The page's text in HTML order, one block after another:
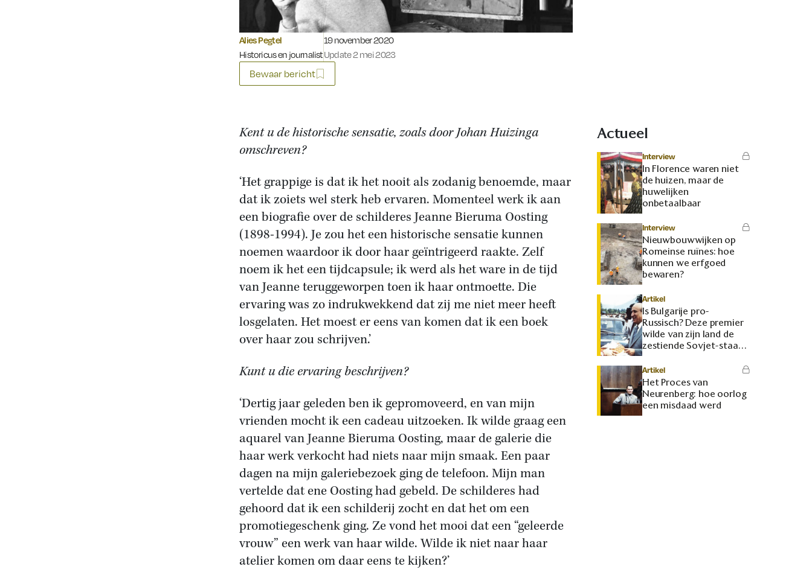
Alies Pegtel
Historicus en journalist
Gepubliceerd op:
19 november 2020
Update 2 mei 2023
Bewaar bericht
Kent u de historische sensatie, zoals door Johan Huizinga
omschreven?
‘Het grappige is dat ik het nooit als zodanig benoemde, maar
dat ik zoiets wel sterk heb ervaren. Momenteel werk ik aan
een biografie over de schilderes Jeanne Bieru­ma Oosting
(1898-1994). Je zou het een historische sensatie kunnen
noemen waardoor ik door haar geïntrigeerd raakte. Zelf
noem ik het een tijdcapsule; ik werd als het ware in de tijd
van Jeanne teruggeworpen toen ik haar ontmoette. Die
ervaring was zo indrukwekkend dat zij me niet meer heeft
losgelaten. Het moest er eens van komen dat ik een boek
over haar zou schrijven.’
Kunt u die ervaring beschrijven?
‘Dertig jaar geleden ben ik gepromoveerd, en van mijn
vrienden mocht ik een cadeau uitzoeken. Ik wilde graag een
aquarel van Jeanne Bieru­ma Oosting, maar de galerie die
haar werk verkocht had niets naar mijn smaak. Een paar
dagen na mijn galeriebezoek ging de telefoon. Mijn man
vertelde dat ene Oosting had gebeld. De schilderes had
gehoord dat ik een schilderij zocht en dat het om een
promotiegeschenk ging. Ze vond het mooi dat een “geleerde
vrouw” een werk van haar wilde. Wilde ik niet naar haar
atelier komen om daar eens te kijken?’
Actueel
Interview
In Florence waren niet
de huizen, maar de
huwelijken
onbetaalbaar
Interview
Nieuwbouwwijken op
Romeinse ruïnes: hoe
kunnen we erfgoed
bewaren?
Artikel
Is Bulgarije pro-
Russisch? Deze premier
wilde van zijn land de
zestiende Sovjet-staat
maken
Artikel
Het Proces van
Neurenberg: hoe oorlog
een misdaad werd